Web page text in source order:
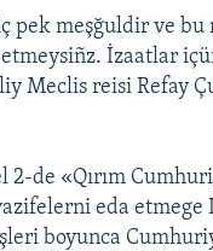
pek meşğuldir ve bu
etmeysiñz. İzaatlar
Meclis reisi Refay
2-de «Qırım
eda
boyunca